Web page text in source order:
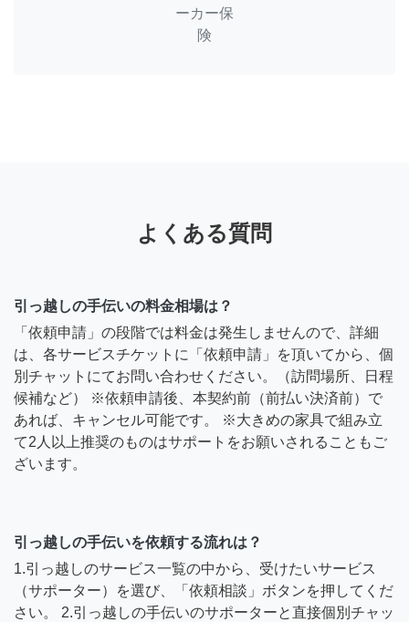
ーカー保
険
よくある質問
引っ越しの手伝いの料金相場は？
「依頼申請」の段階では料金は発生しませんので、詳細
は、各サービスチケットに「依頼申請」を頂いてから、個
別チャットにてお問い合わせください。（訪問場所、日程
候補など） ※依頼申請後、本契約前（前払い決済前）で
あれば、キャンセル可能です。 ※大きめの家具で組み立
て2人以上推奨のものはサポートをお願いされることもご
ざいます。
引っ越しの手伝いを依頼する流れは？
1.引っ越しのサービス一覧の中から、受けたいサービス
（サポーター）を選び、「依頼相談」ボタンを押してくだ
さい。 2.引っ越しの手伝いのサポーターと直接個別チャッ